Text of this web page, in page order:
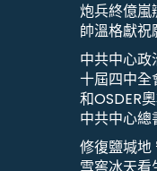
炮兵終億嵐
帥溫格獻祝
中共中心
十屆四中全
和OSDER
中共中心
修復鹽堿地